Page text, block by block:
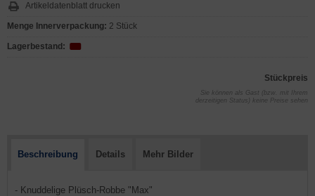
Artikeldatenblatt drucken
Menge Innerverpackung: 2 Stück
Lagerbestand:
Stückpreis
Sie können als Gast (bzw. mit Ihrem
derzeitigen Status) keine Preise sehen
Beschreibung Details Mehr Bilder
- Knuddelige Plüsch-Robbe "Max"